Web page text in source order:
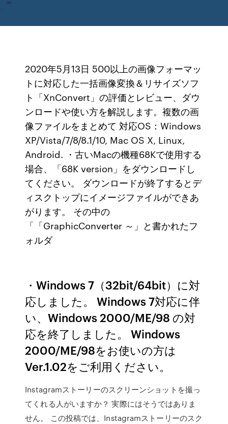
2020年5月13日 500以上の画像フォーマッ
トに対応した一括画像変換＆リサイズソフ
ト「XnConvert」の評価とレビュー、ダウ
ンロードや使い方を解説します。複数の画
像ファイルをまとめて 対応OS：Windows
XP/Vista/7/8/8.1/10, Mac OS X, Linux,
Android. ・古いMacの機種68Kで使用する
場合、「68K version」をダウンロードし
てください。 ダウンロードが終了するとデ
ィスクトップにイメージファイルができあ
がります。 その中の
「「GraphicConverter ～」と書かれたフ
ォルダ
・Windows 7（32bit/64bit）に対
応しました。 Windows 7対応に伴
い、Windows 2000/ME/98 の対
応を終了しました。 Windows
2000/ME/98をお使いの方は
Ver.1.02をご利用ください。
Instagramストーリーのスクリーンショットを撮っ
てくれる人がいますか？ 実際にはそうではありま
せん。 この投稿では、Instagramストーリーのスク